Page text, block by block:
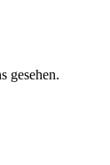
gesehen.